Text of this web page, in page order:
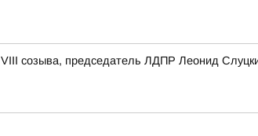
созыва, председатель ЛДПР Леонид